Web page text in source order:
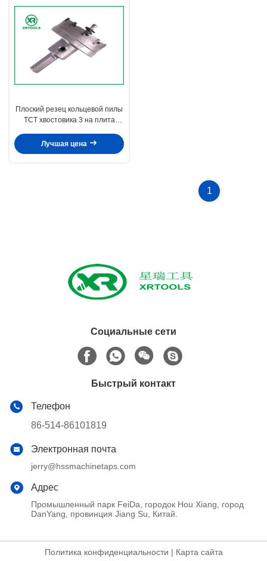
Плоский резец кольцевой пилы
TCT хвостовика 3 на плита
глубины вырезывания
Лучшая цена
1
Социальные сети
Быстрый контакт
Телефон
86-514-86101819
Электронная почта
jerry@hssmachinetaps.com
Адрес
Промышленный парк FeiDa, городок Hou Xiang, город
DanYang, провинция Jiang Su, Китай.
Политика конфиденциальности | Карта сайта